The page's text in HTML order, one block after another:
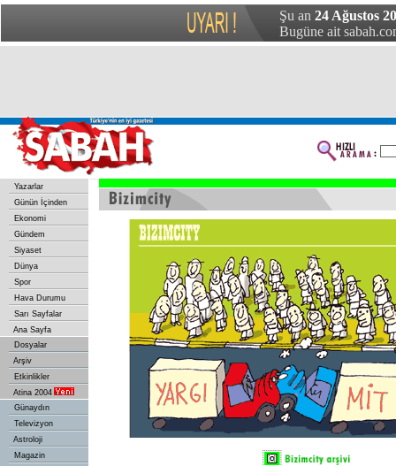
Şu an 24 Ağustos
Bugüne ait
Yazarlar
Günün İçinden
Ekonomi
Gündem
Siyaset
Dünya
Spor
Hava Durumu
Sarı Sayfalar
Ana Sayfa
Dosyalar
Arşiv
Etkinlikler
Atina 2004
Günaydın
Televizyon
Astroloji
Magazin